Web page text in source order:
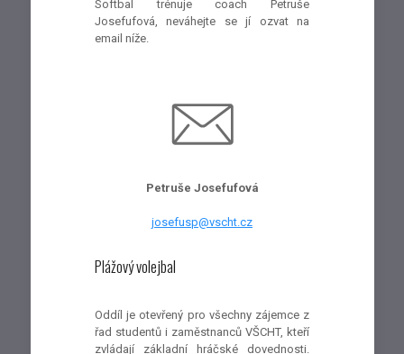
Softbal trénuje coach Petruše
Josefufová, neváhejte se jí ozvat na
email níže.
Petruše Josefufová
josefusp@vscht.cz
Plážový volejbal
Oddíl je otevřený pro všechny zájemce z
řad studentů i zaměstnanců VŠCHT, kteří
zvládají základní hráčské dovednosti.